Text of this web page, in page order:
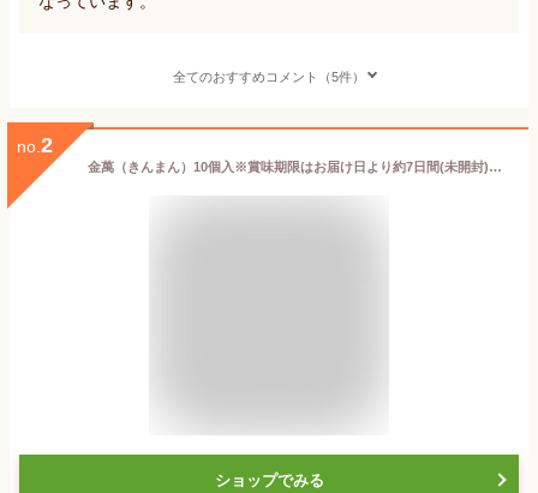
全てのおすすめコメント（5件）
no. 2
金萬（きんまん）10個入※賞味期限はお届け日より約7日間(未開封)です。小袋は有料（1枚につき3円）となります。
ショップでみる